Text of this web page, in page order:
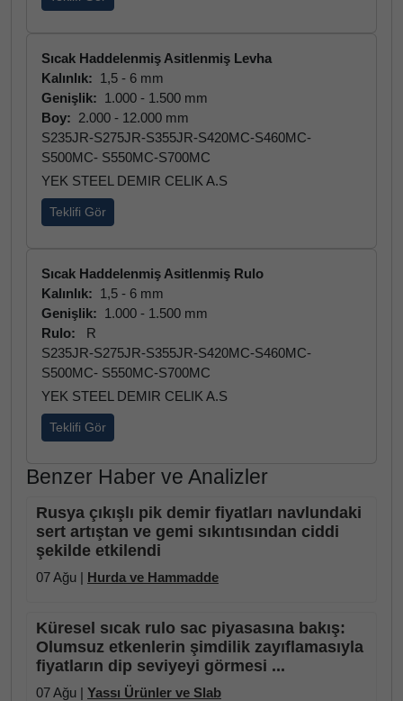
Sıcak Haddelenmiş Asitlenmiş Levha
Kalınlık: 1,5 - 6 mm
Genişlik: 1.000 - 1.500 mm
Boy: 2.000 - 12.000 mm
S235JR-S275JR-S355JR-S420MC-S460MC-
S500MC- S550MC-S700MC
YEK STEEL DEMIR CELIK A.S
Teklifi Gör
Sıcak Haddelenmiş Asitlenmiş Rulo
Kalınlık: 1,5 - 6 mm
Genişlik: 1.000 - 1.500 mm
Rulo:
R
S235JR-S275JR-S355JR-S420MC-S460MC-
S500MC- S550MC-S700MC
YEK STEEL DEMIR CELIK A.S
Teklifi Gör
Benzer Haber ve Analizler
Rusya çıkışlı pik demir fiyatları navlundaki
sert artıştan ve gemi sıkıntısından ciddi
şekilde etkilendi
07 Ağu | Hurda ve Hammadde
Küresel sıcak rulo sac piyasasına bakış:
Olumsuz etkenlerin şimdilik zayıflamasıyla
fiyatların dip seviyeyi görmesi ...
07 Ağu | Yassı Ürünler ve Slab